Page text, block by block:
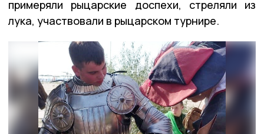
примеряли рыцарские доспехи, стреляли из
лука, участвовали в рыцарском турнире.